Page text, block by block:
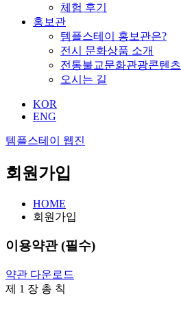
체험 후기
홍보관
템플스테이 홍보관은?
전시 문화상품 소개
전통불교문화관광콘텐츠
오시는 길
KOR
ENG
템플스테이 웹진
회원가입
HOME
회원가입
이용약관 (필수)
약관 다운로드
제 1 장 총 칙